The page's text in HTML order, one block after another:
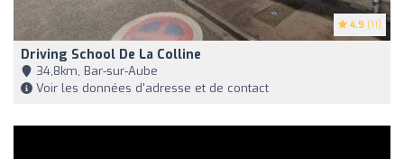
4.9 (11)
Driving School De La Colline
34,8km, Bar-sur-Aube
Voir les données d'adresse et de contact